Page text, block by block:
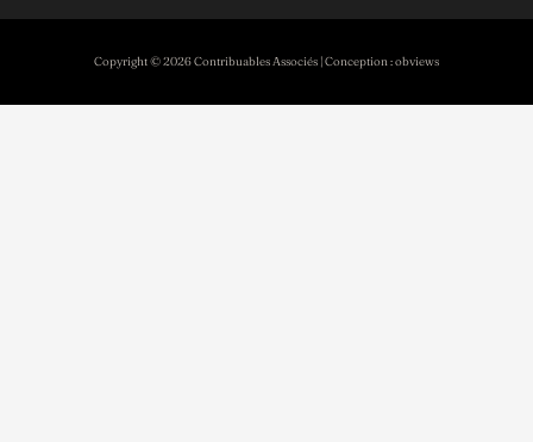
Copyright © 2026 Contribuables Associés | Conception :obviews